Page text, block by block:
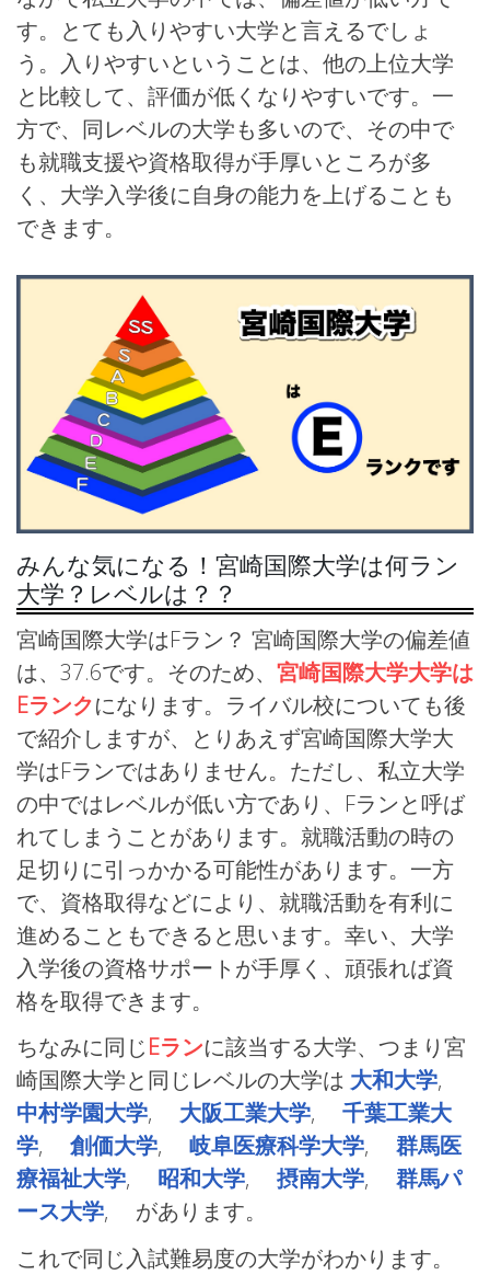
す。とても入りやすい大学と言えるでしょ
う。入りやすいということは、他の上位大学
と比較して、評価が低くなりやすいです。一
方で、同レベルの大学も多いので、その中で
も就職支援や資格取得が手厚いところが多
く、大学入学後に自身の能力を上げることも
できます。
みんな気になる！宮崎国際大学は何ラン
大学？レベルは？？
宮崎国際大学はFラン？ 宮崎国際大学の偏差値
は、37.6です。そのため、 宮崎国際大学大学は
Eランクになります。ライバル校についても後
で紹介しますが、とりあえず宮崎国際大学大
学はFランではありません。ただし、私立大学
の中ではレベルが低い方であり、Fランと呼ば
れてしまうことがあります。就職活動の時の
足切りに引っかかる可能性があります。一方
で、資格取得などにより、就職活動を有利に
進めることもできると思います。幸い、大学
入学後の資格サポートが手厚く、頑張れば資
格を取得できます。
ちなみに同じEランに該当する大学、つまり宮
崎国際大学と同じレベルの大学は 大和大学,
中村学園大学, 大阪工業大学, 千葉工業大
学, 創価大学, 岐阜医療科学大学, 群馬医
療福祉大学, 昭和大学, 摂南大学, 群馬パ
ース大学, があります。
これで同じ入試難易度の大学がわかります。